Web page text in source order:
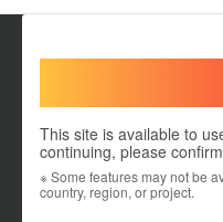
This site is available to
continuing, please
※ Some features may not be
country, region, or project.